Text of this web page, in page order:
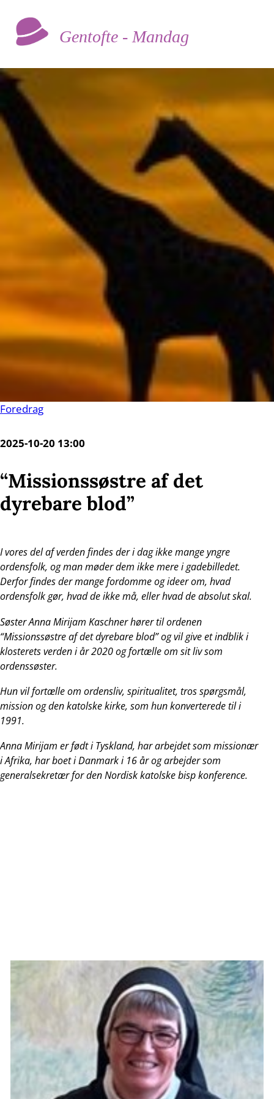
Gentofte - Mandag
Foredrag
2025-10-20 13:00
“Missionssøstre af det
dyrebare blod”
I vores del af verden findes der i dag ikke mange yngre
ordensfolk, og man møder dem ikke mere i gadebilledet.
Derfor findes der mange fordomme og ideer om, hvad
ordensfolk gør, hvad de ikke må, eller hvad de absolut skal.
Søster Anna Mirijam Kaschner hører til ordenen
“Missionssøstre af det dyrebare blod”og vil give et indblik i
klosterets verden i år 2020 og fortælle om sit liv som
ordenssøster.
Hun vil fortælle om ordensliv, spiritualitet, tros spørgsmål,
mission og den katolske kirke, som hun konverterede til i
1991.
Anna Mirijam er født i Tyskland, har arbejdet som missionær
i Afrika, har boet i Danmark i 16 år og arbejder som
generalsekretær for den Nordisk katolske bisp konference.